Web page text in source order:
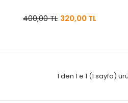
400,00 TL 320,00 TL
1 den 1 e 1 (1 sayfa)